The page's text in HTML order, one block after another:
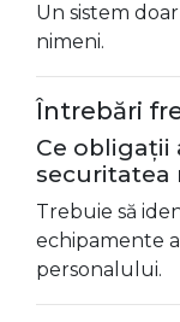
Un sistem
nimeni.
Întrebări
Ce obligații
securitatea
Trebuie să
echipamente
personalului.